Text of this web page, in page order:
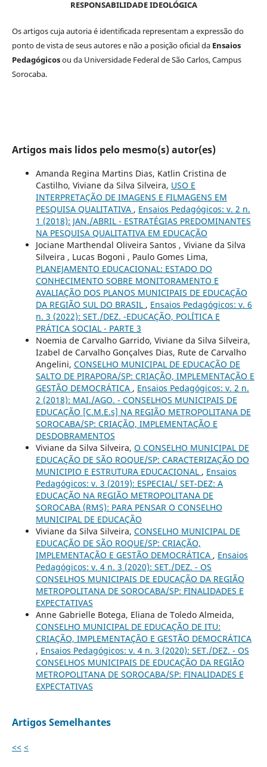
RESPONSABILIDADE IDEOLÓGICA
Os artigos cuja autoria é identificada representam a expressão do
ponto de vista de seus autores e não a posição oficial da Ensaios
Pedagógicosou da Universidade Federal de São Carlos, Campus
Sorocaba.
Artigos mais lidos pelo mesmo(s) autor(es)
Amanda Regina Martins Dias, Katlin Cristina de
Castilho, Viviane da Silva Silveira, USO E
INTERPRETAÇÃO DE IMAGENS E FILMAGENS EM
PESQUISA QUALITATIVA , Ensaios Pedagógicos: v. 2 n.
1 (2018): JAN./ABRIL - ESTRATÉGIAS PREDOMINANTES
NA PESQUISA QUALITATIVA EM EDUCAÇÃO
Jociane Marthendal Oliveira Santos , Viviane da Silva
Silveira , Lucas Bogoni , Paulo Gomes Lima,
PLANEJAMENTO EDUCACIONAL: ESTADO DO
CONHECIMENTO SOBRE MONITORAMENTO E
AVALIAÇÃO DOS PLANOS MUNICIPAIS DE EDUCAÇÃO
DA REGIÃO SUL DO BRASIL , Ensaios Pedagógicos: v. 6
n. 3 (2022): SET./DEZ. -EDUCAÇÃO, POLÍTICA E
PRÁTICA SOCIAL - PARTE 3
Noemia de Carvalho Garrido, Viviane da Silva Silveira,
Izabel de Carvalho Gonçalves Dias, Rute de Carvalho
Angelini, CONSELHO MUNICIPAL DE EDUCAÇÃO DE
SALTO DE PIRAPORA/SP: CRIAÇÃO, IMPLEMENTAÇÃO E
GESTÃO DEMOCRÁTICA , Ensaios Pedagógicos: v. 2 n.
2 (2018): MAI./AGO. - CONSELHOS MUNICIPAIS DE
EDUCAÇÃO [C.M.E.s] NA REGIÃO METROPOLITANA DE
SOROCABA/SP: CRIAÇÃO, IMPLEMENTAÇÃO E
DESDOBRAMENTOS
Viviane da Silva Silveira, O CONSELHO MUNICIPAL DE
EDUCAÇÃO DE SÃO ROQUE/SP: CARACTERIZAÇÃO DO
MUNICIPIO E ESTRUTURA EDUCACIONAL , Ensaios
Pedagógicos: v. 3 (2019): ESPECIAL/ SET-DEZ: A
EDUCAÇÃO NA REGIÃO METROPOLITANA DE
SOROCABA (RMS): PARA PENSAR O CONSELHO
MUNICIPAL DE EDUCAÇÃO
Viviane da Silva Silveira, CONSELHO MUNICIPAL DE
EDUCAÇÃO DE SÃO ROQUE/SP: CRIAÇÃO,
IMPLEMENTAÇÃO E GESTÃO DEMOCRÁTICA , Ensaios
Pedagógicos: v. 4 n. 3 (2020): SET./DEZ. - OS
CONSELHOS MUNICIPAIS DE EDUCAÇÃO DA REGIÃO
METROPOLITANA DE SOROCABA/SP: FINALIDADES E
EXPECTATIVAS
Anne Gabrielle Botega, Eliana de Toledo Almeida,
CONSELHO MUNICIPAL DE EDUCAÇÃO DE ITU:
CRIAÇÃO, IMPLEMENTAÇÃO E GESTÃO DEMOCRÁTICA
, Ensaios Pedagógicos: v. 4 n. 3 (2020): SET./DEZ. - OS
CONSELHOS MUNICIPAIS DE EDUCAÇÃO DA REGIÃO
METROPOLITANA DE SOROCABA/SP: FINALIDADES E
EXPECTATIVAS
Artigos Semelhantes
<< <